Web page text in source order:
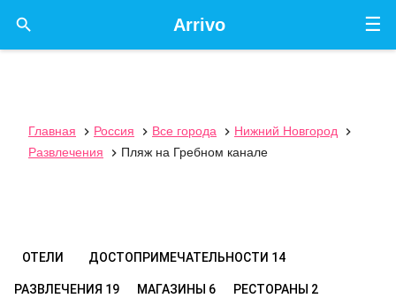
☰
Arrivo

Главная  Россия  Все города  Нижний Новгород

Развлечения
 Пляж на Гребном канале
ОТЕЛИ ДОСТОПРИМЕЧАТЕЛЬНОСТИ 14
РАЗВЛЕЧЕНИЯ 19 МАГАЗИНЫ 6 РЕСТОРАНЫ 2